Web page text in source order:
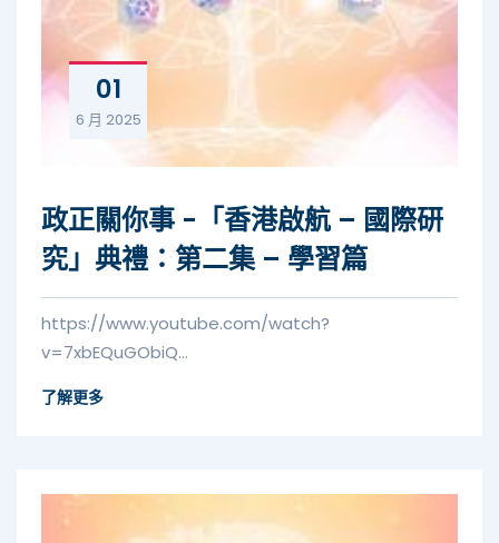
01
6 月 2025
政正關你事 -「香港啟航 – 國際研
究」典禮：第二集 – 學習篇
https://www.youtube.com/watch?
v=7xbEQuGObiQ...
了解更多